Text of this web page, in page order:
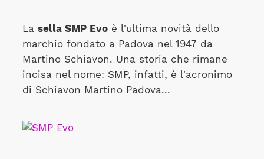
La sella SMP Evoè l'ultima novità dello
marchio fondato a Padova nel 1947 da
Martino Schiavon. Una storia che rimane
incisa nel nome: SMP, infatti, è l'acronimo
di Schiavon Martino Padova...